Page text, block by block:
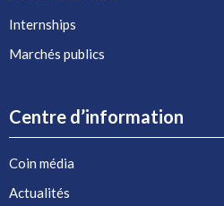
Internships
Marchés publics
Centre d’information
Coin média
Actualités